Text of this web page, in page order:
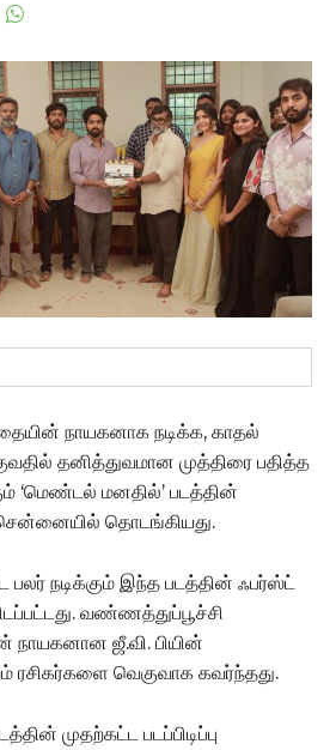
நாயகனாக நடிக்க, காதல்
தனித்துவமான முத்திரை பதித்த
‘மெண்டல் மனதில்’ படத்தின்
சென்னையில் தொடங்கியது.
பலர் நடிக்கும் இந்த படத்தின் ஃபர்ஸ்ட்
வண்ணத்துப்பூச்சி
ஜீ.வி. பியின்
ரசிகர்களை வெகுவாக கவர்ந்தது.
முதற்கட்ட படப்பிடிப்பு